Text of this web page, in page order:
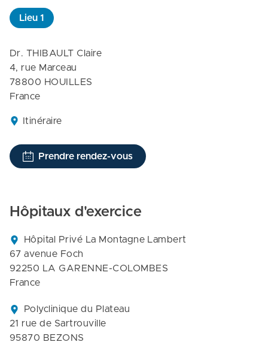
Lieu 1
Dr. THIBAULT Claire
4, rue Marceau
78800 HOUILLES
France
Itinéraire
Prendre rendez-vous
Hôpitaux d'exercice
Hôpital Privé La Montagne Lambert
67 avenue Foch
92250 LA GARENNE-COLOMBES
France
Polyclinique du Plateau
21 rue de Sartrouville
95870 BEZONS